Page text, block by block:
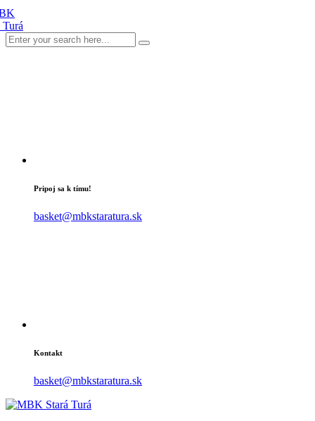
Pripoj sa k tímu!
basket@mbkstaratura.sk
Kontakt
basket@mbkstaratura.sk